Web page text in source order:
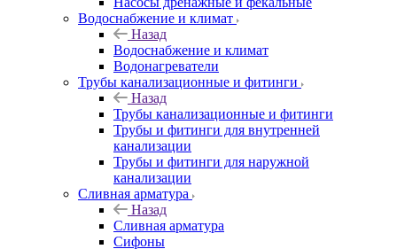
Водоснабжение и климат
Назад
Водоснабжение и климат
Водонагреватели
Трубы канализационные и фитинги
Назад
Трубы канализационные и фитинги
Трубы и фитинги для внутренней
канализации
Трубы и фитинги для наружной
канализации
Сливная арматура
Назад
Сливная арматура
Сифоны